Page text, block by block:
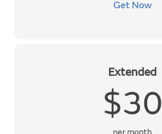
Get Now
Extended
$30